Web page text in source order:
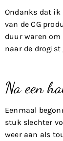
Ondanks dat ik
van de CG
duur waren om
naar de drogist
Na een
Eenmaal
stuk slechter
weer aan als